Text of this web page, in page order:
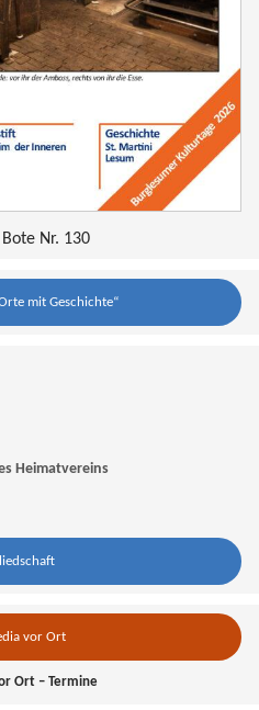
Nr. 130
mit Geschichte“
Heimatvereins
vor Ort
Ort – Termine